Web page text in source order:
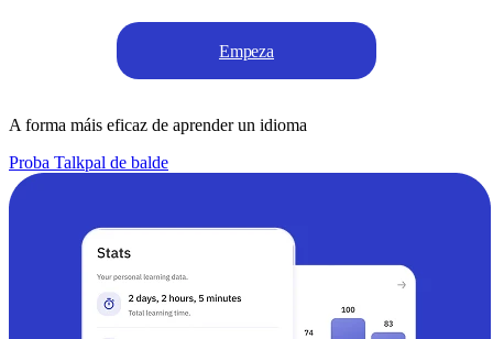
Empeza
A forma máis eficaz de aprender un idioma
Proba Talkpal de balde